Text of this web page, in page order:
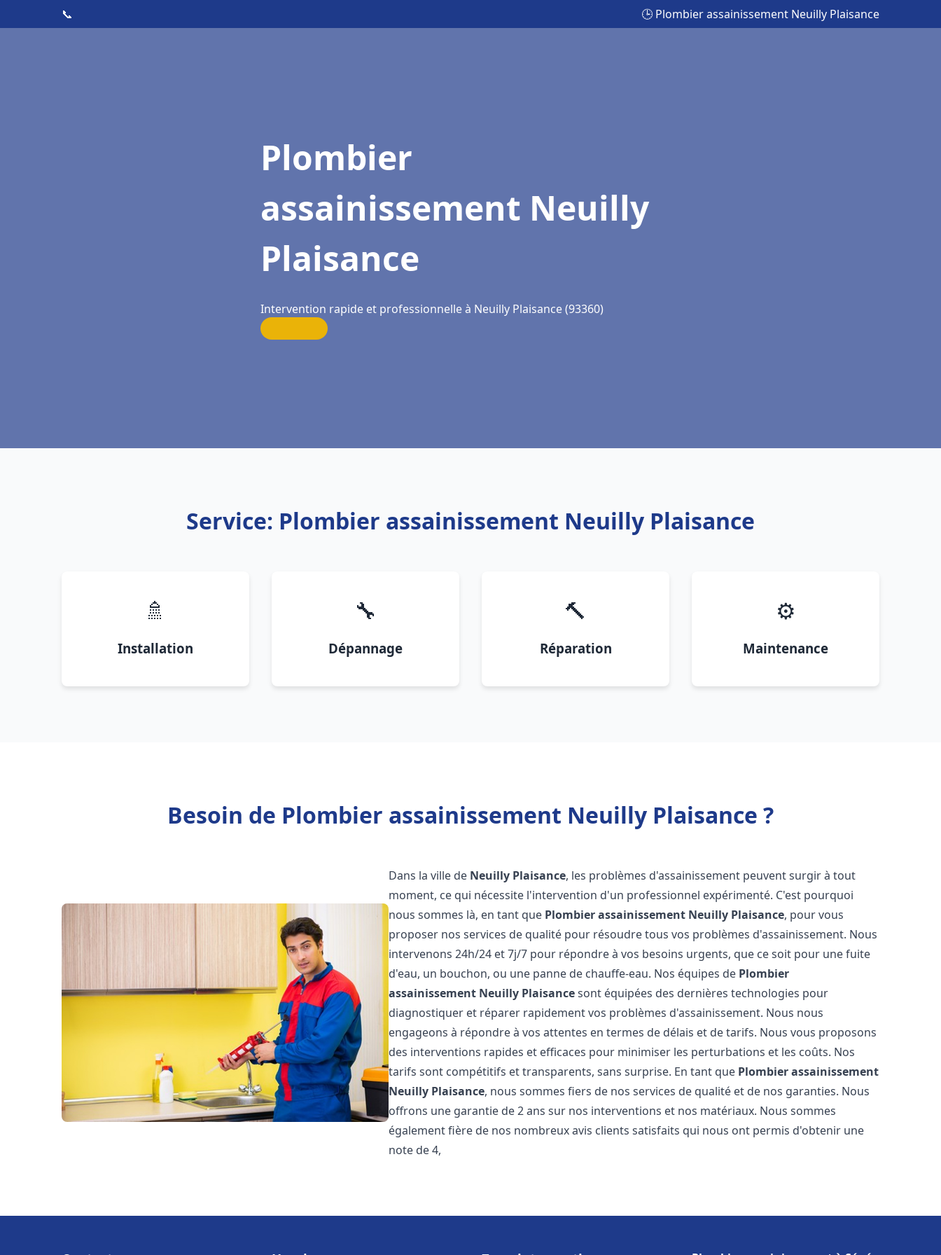
📞 🕒 Plombier assainissement Neuilly Plaisance
Plombier
assainissement Neuilly
Plaisance
Intervention rapide et professionnelle à Neuilly Plaisance (93360)
Service: Plombier assainissement Neuilly Plaisance
🚿
Installation
🔧
Dépannage
🔨
Réparation
⚙️
Maintenance
Besoin de Plombier assainissement Neuilly Plaisance ?
Dans la ville de Neuilly Plaisance, les problèmes d'assainissement peuvent surgir à tout
moment, ce qui nécessite l'intervention d'un professionnel expérimenté. C'est pourquoi
nous sommes là, en tant que Plombier assainissement Neuilly Plaisance, pour vous
proposer nos services de qualité pour résoudre tous vos problèmes d'assainissement. Nous
intervenons 24h/24 et 7j/7 pour répondre à vos besoins urgents, que ce soit pour une fuite
d'eau, un bouchon, ou une panne de chauffe-eau. Nos équipes de Plombier
assainissement Neuilly Plaisancesont équipées des dernières technologies pour
diagnostiquer et réparer rapidement vos problèmes d'assainissement. Nous nous
engageons à répondre à vos attentes en termes de délais et de tarifs. Nous vous proposons
des interventions rapides et efficaces pour minimiser les perturbations et les coûts. Nos
tarifs sont compétitifs et transparents, sans surprise. En tant que Plombier assainissement
Neuilly Plaisance, nous sommes fiers de nos services de qualité et de nos garanties. Nous
offrons une garantie de 2 ans sur nos interventions et nos matériaux. Nous sommes
également fière de nos nombreux avis clients satisfaits qui nous ont permis d'obtenir une
note de 4,